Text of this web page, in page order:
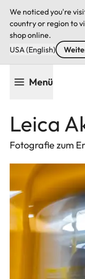
We noticed you're
country or region to
shop online.
USA (English)
Menü
Leica
Fotografie zum